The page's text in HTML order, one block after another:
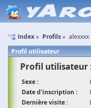
Index Profils alexxxx
Profil utilisateur
Profil utilisateur
Sexe :
Date d'inscription :
Dernière visite :